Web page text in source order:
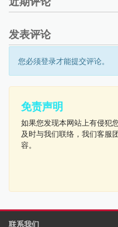
发表评论
您必须登录才能提交评论。
免责声明
如果您发现本网站上有侵犯
及时与我们联络，我们客服
容。
联系我们